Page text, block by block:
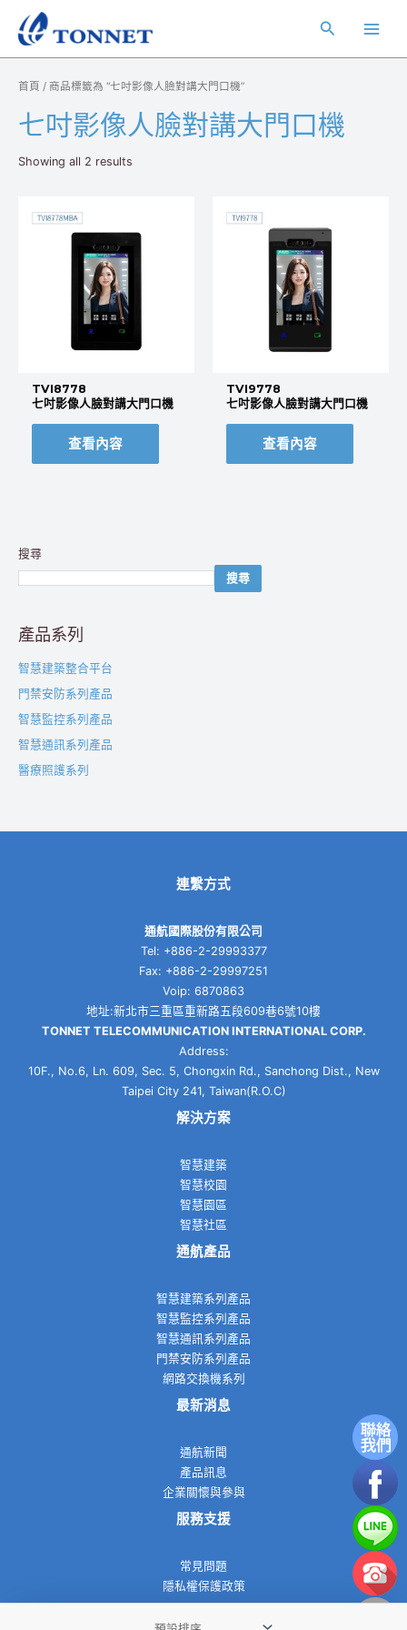
搜
尋
搜尋
搜尋
產品系列
智慧建築整合平台
門禁安防系列產品
智慧監控系列產品
智慧通訊系列產品
醫療照護系列
首頁 / 商品標籤為 “七吋影像人臉對講大門口機”
七吋影像人臉對講大門口機
Showing all 2 results
TVI8778
七吋影像人臉對講大門口機
查看內容
TVI9778
七吋影像人臉對講大門口機
查看內容
連繫方式
通航國際股份有限公司
Tel: +886-2-29993377
Fax: +886-2-29997251
Voip: 6870863
地址:新北市三重區重新路五段609巷6號10樓
TONNET TELECOMMUNICATION INTERNATIONAL CORP.
Address:
10F., No.6, Ln. 609, Sec. 5, Chongxin Rd., Sanchong Dist., New
Taipei City 241, Taiwan(R.O.C)
解決方案
智慧建築
智慧校園
智慧園區
智慧社區
通航產品
智慧建築系列產品
智慧監控系列產品
智慧通訊系列產品
門禁安防系列產品
網路交換機系列
最新消息
通航新聞
產品訊息
企業關懷與參與
服務支援
常見問題
隱私權保護政策